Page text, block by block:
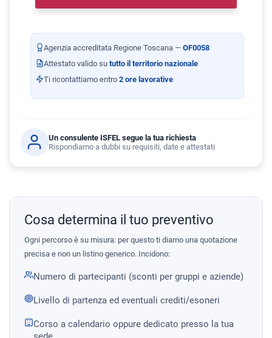
Agenzia accreditata Regione Toscana — OF0058
Attestato valido su tutto il territorio nazionale
Ti ricontattiamo entro 2 ore lavorative
Un consulente ISFEL segue la tua richiesta
Rispondiamo a dubbi su requisiti, date e attestati
Cosa determina il tuo preventivo
Ogni percorso è su misura: per questo ti diamo una quotazione
precisa e non un listino generico. Incidono:
Numero di partecipanti (sconti per gruppi e aziende)
Livello di partenza ed eventuali crediti/esoneri
Corso a calendario oppure dedicato presso la tua